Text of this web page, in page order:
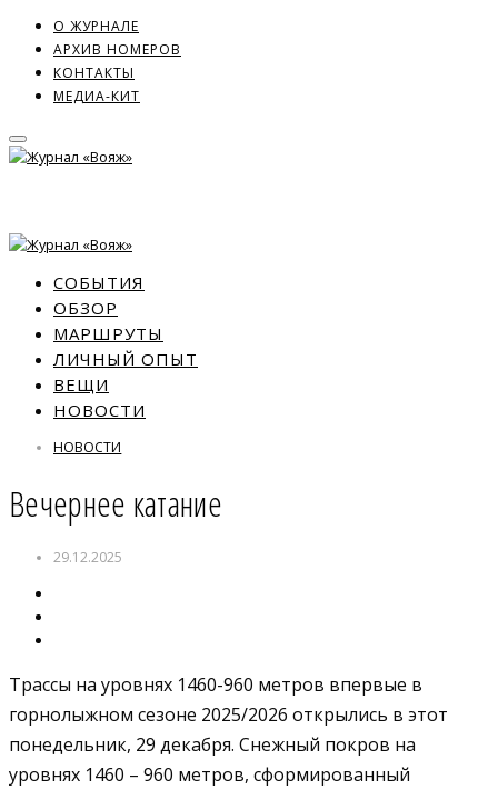
О ЖУРНАЛЕ
АРХИВ НОМЕРОВ
КОНТАКТЫ
МЕДИА-КИТ
СОБЫТИЯ
ОБЗОР
МАРШРУТЫ
ЛИЧНЫЙ ОПЫТ
ВЕЩИ
НОВОСТИ
НОВОСТИ
Вечернее катание
29.12.2025
Трассы на уровнях 1460-960 метров впервые в
горнолыжном сезоне 2025/2026 открылись в этот
понедельник, 29 декабря. Снежный покров на
уровнях 1460 – 960 метров, сформированный